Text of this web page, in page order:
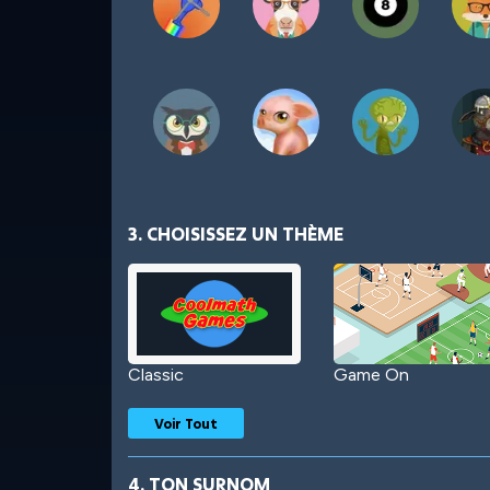
3. CHOISISSEZ UN THÈME
Classic Game On
Voir Tout
4. TON SURNOM